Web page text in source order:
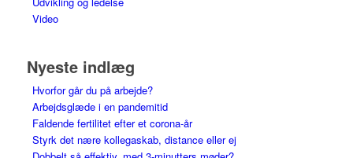
Video
Nyeste indlæg
Hvorfor går du på arbejde?
Arbejdsglæde i en pandemitid
Faldende fertilitet efter et corona-år
Styrk det nære kollegaskab, distance eller ej